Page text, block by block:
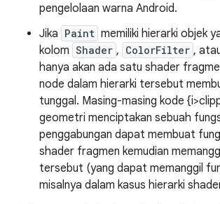
pengelolaan warna Android.
Jika Paint memiliki hierarki objek
kolom Shader , ColorFilter ,
hanya akan ada satu shader
node dalam hierarki tersebut
tunggal. Masing-masing kode
geometri menciptakan sebuah
penggabungan dapat membuat
shader fragmen kemudian
tersebut (yang dapat memanggil
misalnya dalam kasus hierarki